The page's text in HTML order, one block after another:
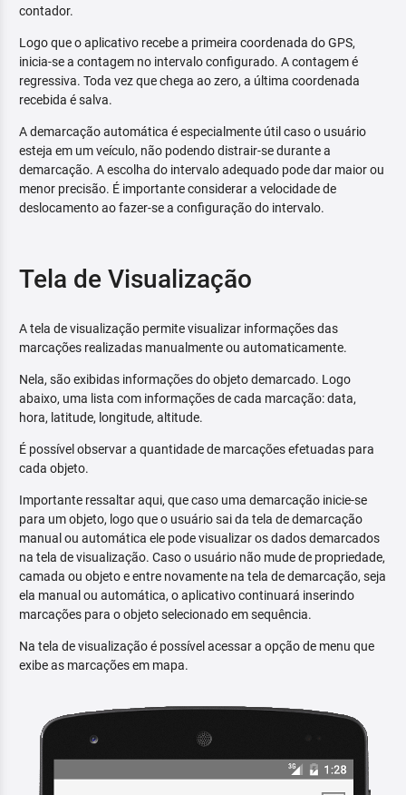
contador.
Logo que o aplicativo recebe a primeira coordenada do GPS,
inicia-se a contagem no intervalo configurado. A contagem é
regressiva. Toda vez que chega ao zero, a última coordenada
recebida é salva.
A demarcação automática é especialmente útil caso o usuário
esteja em um veículo, não podendo distrair-se durante a
demarcação. A escolha do intervalo adequado pode dar maior ou
menor precisão. É importante considerar a velocidade de
deslocamento ao fazer-se a configuração do intervalo.
Tela de Visualização
A tela de visualização permite visualizar informações das
marcações realizadas manualmente ou automaticamente.
Nela, são exibidas informações do objeto demarcado. Logo
abaixo, uma lista com informações de cada marcação: data,
hora, latitude, longitude, altitude.
É possível observar a quantidade de marcações efetuadas para
cada objeto.
Importante ressaltar aqui, que caso uma demarcação inicie-se
para um objeto, logo que o usuário sai da tela de demarcação
manual ou automática ele pode visualizar os dados demarcados
na tela de visualização. Caso o usuário não mude de propriedade,
camada ou objeto e entre novamente na tela de demarcação, seja
ela manual ou automática, o aplicativo continuará inserindo
marcações para o objeto selecionado em sequência.
Na tela de visualização é possível acessar a opção de menu que
exibe as marcações em mapa.